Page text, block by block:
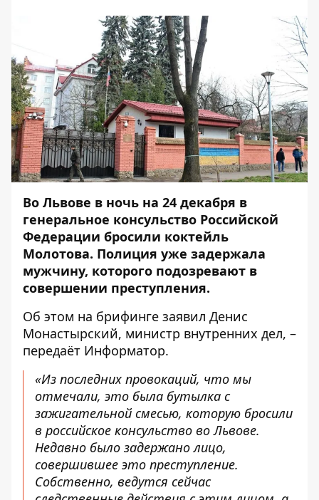
Во Львове в ночь на 24 декабря в
генеральное консульство Российской
Федерации бросили коктейль
Молотова. Полиция уже задержала
мужчину, которого подозревают в
совершении преступления.
Об этом на брифинге заявил Денис
Монастырский, министр внутренних дел, –
передаёт Информатор.
«Из последних провокаций, что мы
отмечали, это была бутылка с
зажигательной смесью, которую бросили
в российское консульство во Львове.
Недавно было задержано лицо,
совершившее это преступление.
Собственно, ведутся сейчас